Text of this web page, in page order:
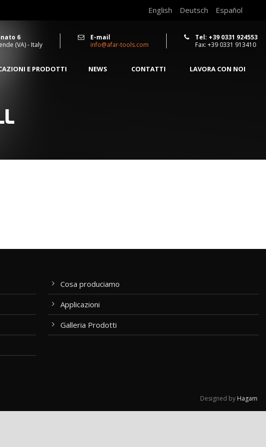
English Deutsch Español
6
(VA) - Italy
E-mail
info@afar-tools.com
Tel: +39 0331 924553
Fax: +39 0331 913410
E PRODOTTI NEWS CONTATTI LAVORA CON NOI
Cosa produciamo
Applicazioni
Galleria Prodotti
Designed by Hagam